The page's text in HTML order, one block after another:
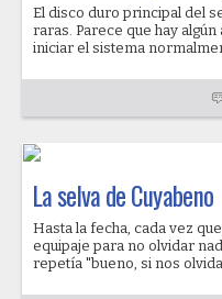
El disco duro principal del
raras. Parece que hay
iniciar el sistema
La selva de Cuyabeno
Hasta la fecha, cada vez
equipaje para no olvidar
repetía "bueno, si nos